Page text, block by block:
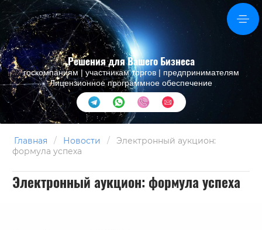
Решения для Вашего Бизнеса
госкомпаниям | участникам торгов | предпринимателям
Лицензионное программное обеспечение
Главная / Новости /
Электронный аукцион:
формула успеха
Электронный аукцион: формула успеха